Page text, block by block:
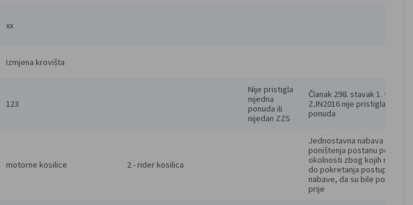
xx
Izmjena krovišta
123
Nije pristigla
nijedna
ponuda ili
nijedan ZZS
Članak 298. stavak 1. točka 7.
ZJN2016 nije pristigla nijedna
ponuda
motorne kosilice 2 - rider kosilica
Jednostavna nabava - razlozi
poništenja postanu poznate
okolnosti zbog kojih ne bi
do pokretanja postupka
nabave, da su bile poznate
prije